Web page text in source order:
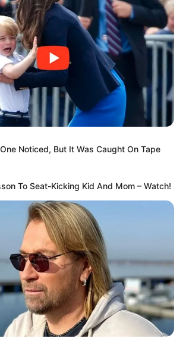
Noticed, But It Was Caught On Tape
To Seat-Kicking Kid And Mom – Watch!